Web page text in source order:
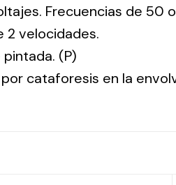
Frecuencias de 50
2 velocidades.
pintada. (P)
cataforesis en la